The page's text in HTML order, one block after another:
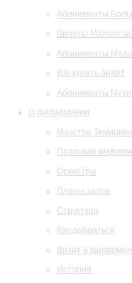
Абонементы
Билеты Малого
Абонементы
Как купить билет
Абонементы
О филармонии
Маэстро
Правовая
Оркестры
Планы залов
Структура
Как добраться
Визит в
История